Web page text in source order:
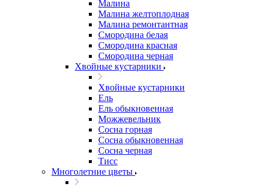
Малина
Малина желтоплодная
Малина ремонтантная
Смородина белая
Смородина красная
Смородина черная
Хвойные кустарники
Хвойные кустарники
Ель
Ель обыкновенная
Можжевельник
Сосна горная
Сосна обыкновенная
Сосна черная
Тисс
Многолетние цветы